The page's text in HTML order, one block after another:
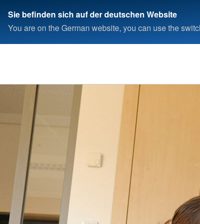
Sie befinden sich auf der deutschen Website
You are on the German website, you can use the